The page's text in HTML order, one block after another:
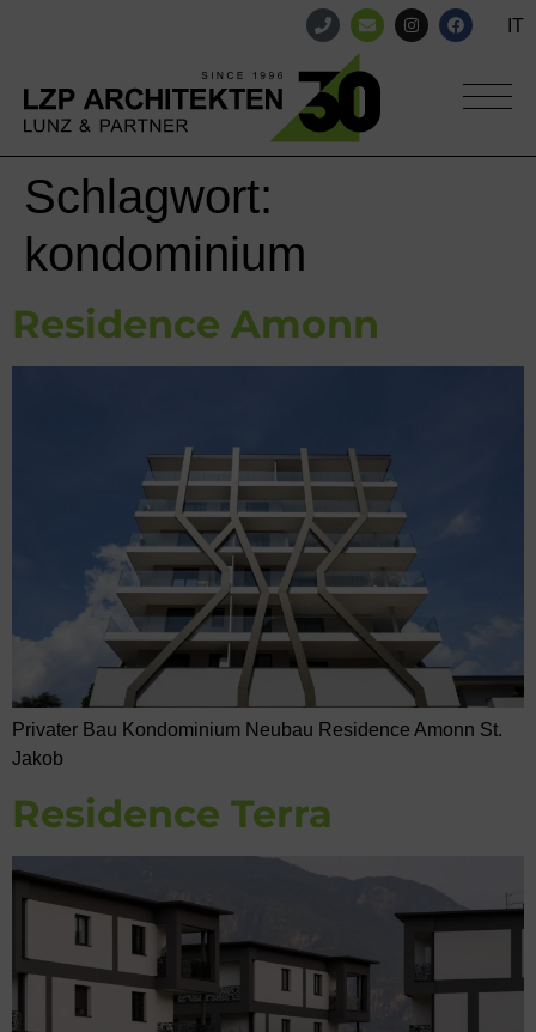
IT
Schlagwort:
kondominium
Residence Amonn
Privater Bau Kondominium Neubau Residence Amonn St.
Jakob
Residence Terra